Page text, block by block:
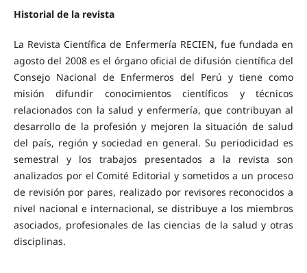
Historial de la revista
La Revista Científica de Enfermería RECIEN, fue fundada en
agosto del 2008 es el órgano oficial de difusión científica del
Consejo Nacional de Enfermeros del Perú y tiene como
misión difundir conocimientos científicos y técnicos
relacionados con la salud y enfermería, que contribuyan al
desarrollo de la profesión y mejoren la situación de salud
del país, región y sociedad en general. Su periodicidad es
semestral y los trabajos presentados a la revista son
analizados por el Comité Editorial y sometidos a un proceso
de revisión por pares, realizado por revisores reconocidos a
nivel nacional e internacional, se distribuye a los miembros
asociados, profesionales de las ciencias de la salud y otras
disciplinas.